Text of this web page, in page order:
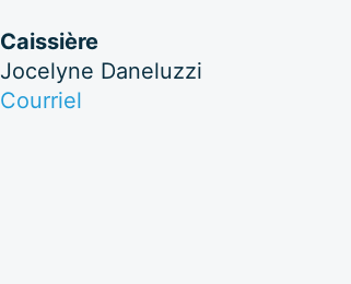
Caissière
Jocelyne Daneluzzi
Courriel